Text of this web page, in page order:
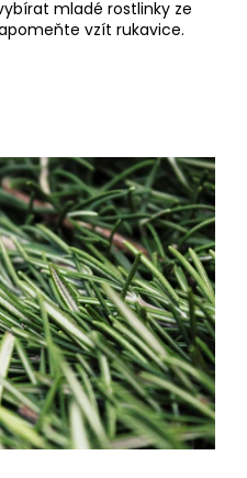
mladé rostlinky ze
vzít rukavice.